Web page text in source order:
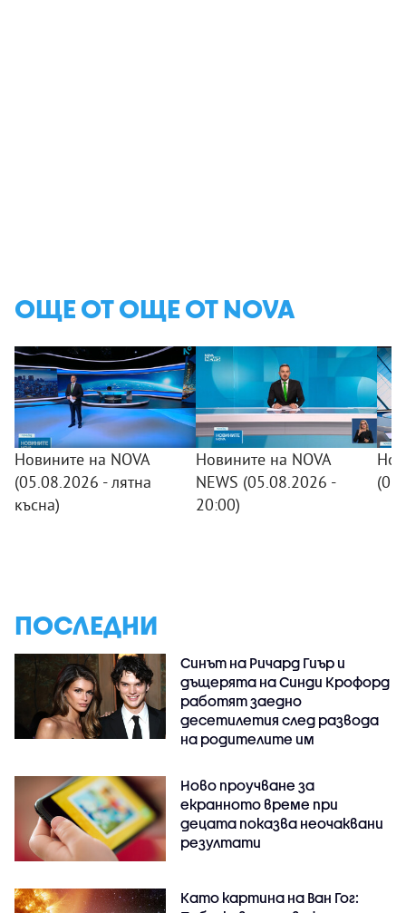
ОЩЕ ОТ ОЩЕ ОТ NOVA
Новините на NOVA
(05.08.2026 - лятна
късна)
Новините на NOVA
NEWS (05.08.2026 -
20:00)
ПОСЛЕДНИ
Синът на Ричард Гиър и
дъщерята на Синди Крофорд
работят заедно
десетилетия след развода
на родителите им
Ново проучване за
екранното време при
децата показва неочаквани
резултати
Като картина на Ван Гог: